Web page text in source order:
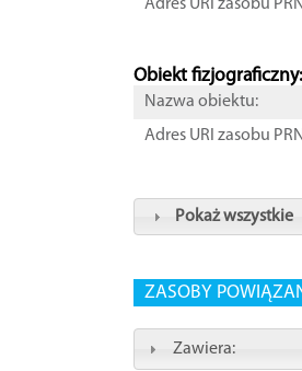
Adres URI zasobu
Obiekt fizjograficzny:
Nazwa obiektu:
Adres URI zasobu
Pokaż wszystkie
ZASOBY
Zawiera: